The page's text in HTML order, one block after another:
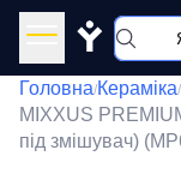
Y
Головна/Кераміка/
MIXXUS
під змішувач)